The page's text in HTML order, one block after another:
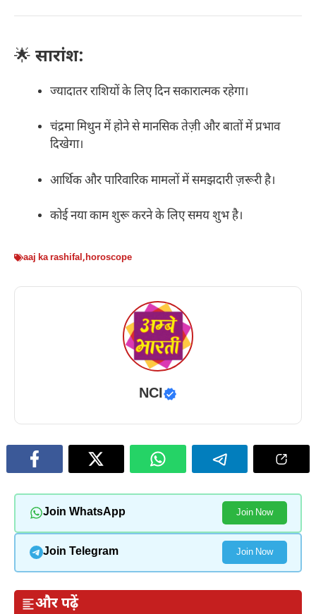
🌟 सारांश:
ज्यादातर राशियों के लिए दिन सकारात्मक रहेगा।
चंद्रमा मिथुन में होने से मानसिक तेज़ी और बातों में प्रभाव
दिखेगा।
आर्थिक और पारिवारिक मामलों में समझदारी ज़रूरी है।
कोई नया काम शुरू करने के लिए समय शुभ है।
aaj ka rashifal,horoscope
NCI
Join WhatsApp Join Now
Join Telegram Join Now
और पढ़ें